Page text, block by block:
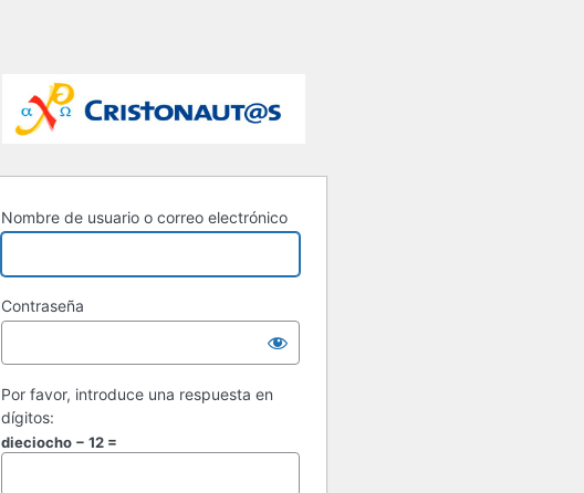
Nombre de usuario o correo electrónico
Contraseña
Por favor, introduce una respuesta en
dígitos:
dieciocho − 12 =